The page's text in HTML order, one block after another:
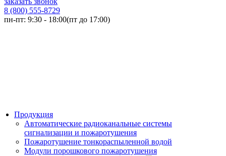
8 (800) 555-8729
пн-пт: 9:30 - 18:00(пт до 17:00)
Продукция
Автоматические радиоканальные системы
сигнализации и пожаротушения
Пожаротушение тонкораспыленной водой
Модули порошкового пожаротушения